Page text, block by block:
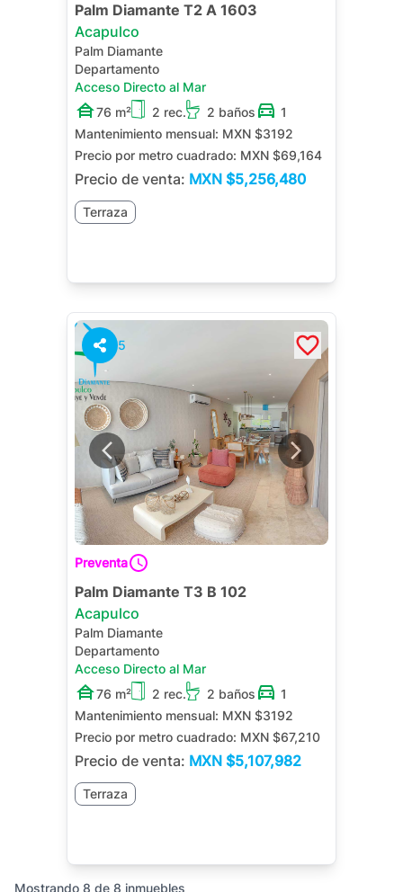
Palm Diamante T2 A 1603
Acapulco
Palm Diamante
Departamento
Acceso Directo al Mar
76 m²
2 rec. 2 baños
1
Mantenimiento mensual: MXN $3192
Precio por metro cuadrado: MXN $69,164
Precio de venta: MXN $5,256,480
Terraza
5
Preventa
Palm Diamante T3 B 102
Acapulco
Palm Diamante
Departamento
Acceso Directo al Mar
76 m²
2 rec. 2 baños
1
Mantenimiento mensual: MXN $3192
Precio por metro cuadrado: MXN $67,210
Precio de venta: MXN $5,107,982
Terraza
Mostrando 8 de 8 inmuebles